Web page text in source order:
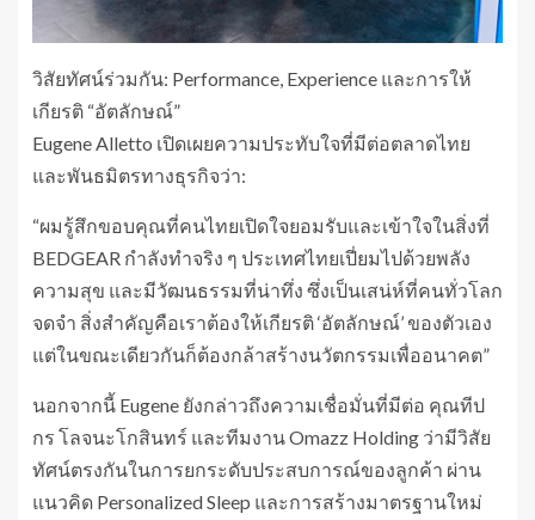
วิสัยทัศน์ร่วมกัน: Performance, Experience และการให้
เกียรติ “อัตลักษณ์”
Eugene Alletto เปิดเผยความประทับใจที่มีต่อตลาดไทย
และพันธมิตรทางธุรกิจว่า:
“ผมรู้สึกขอบคุณที่คนไทยเปิดใจยอมรับและเข้าใจในสิ่งที่
BEDGEAR กำลังทำจริง ๆ ประเทศไทยเปี่ยมไปด้วยพลัง
ความสุข และมีวัฒนธรรมที่น่าทึ่ง ซึ่งเป็นเสน่ห์ที่คนทั่วโลก
จดจำ สิ่งสำคัญคือเราต้องให้เกียรติ ‘อัตลักษณ์’ ของตัวเอง
แต่ในขณะเดียวกันก็ต้องกล้าสร้างนวัตกรรมเพื่ออนาคต”
นอกจากนี้ Eugene ยังกล่าวถึงความเชื่อมั่นที่มีต่อ คุณทีป
กร โลจนะโกสินทร์ และทีมงาน Omazz Holding ว่ามีวิสัย
ทัศน์ตรงกันในการยกระดับประสบการณ์ของลูกค้า ผ่าน
แนวคิด Personalized Sleep และการสร้างมาตรฐานใหม่